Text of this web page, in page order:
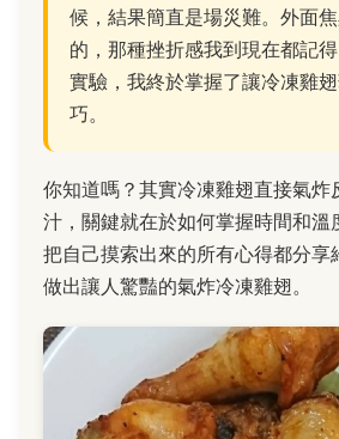
候，結果簡直是場災難。外面
的，那種挫折感我到現在都記
實驗，我終於掌握了讓冷凍雞
巧。
你知道嗎？其實冷凍雞翅直接氣炸
汁，關鍵就在於如何掌握時間和溫
把自己摸索出來的所有心得都分享
做出讓人驚豔的氣炸冷凍雞翅。